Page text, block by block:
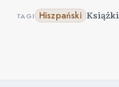
TAGI Hiszpański Książki